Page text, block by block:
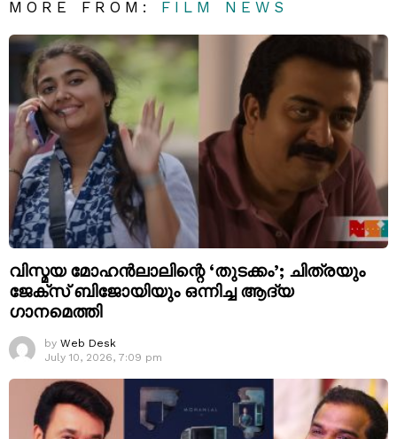
MORE FROM: FILM NEWS
വിസ്മയ മോഹൻലാലിന്റെ ‘തുടക്കം’; ചിത്രയും
ജേക്സ് ബിജോയിയും ഒന്നിച്ച ആദ്യ
ഗാനമെത്തി
by Web Desk
July 10, 2026, 7:09 pm